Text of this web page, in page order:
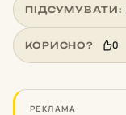
ПІДСУМУВАТИ:
КОРИСНО? 0
РЕКЛАМА